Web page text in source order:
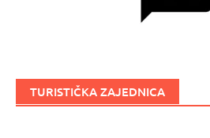
TURISTIČKA ZAJEDNICA